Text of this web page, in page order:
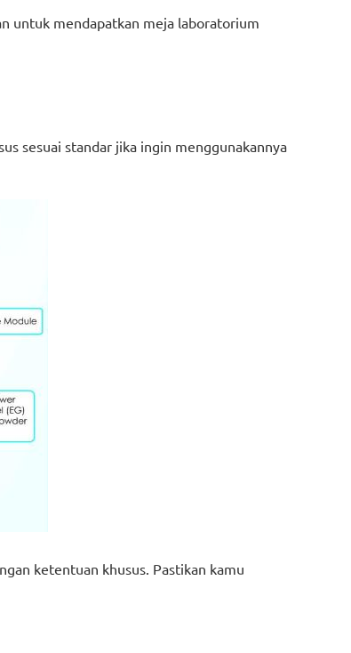
untuk mendapatkan meja laboratorium
sesuai standar jika ingin menggunakannya
ketentuan khusus. Pastikan kamu